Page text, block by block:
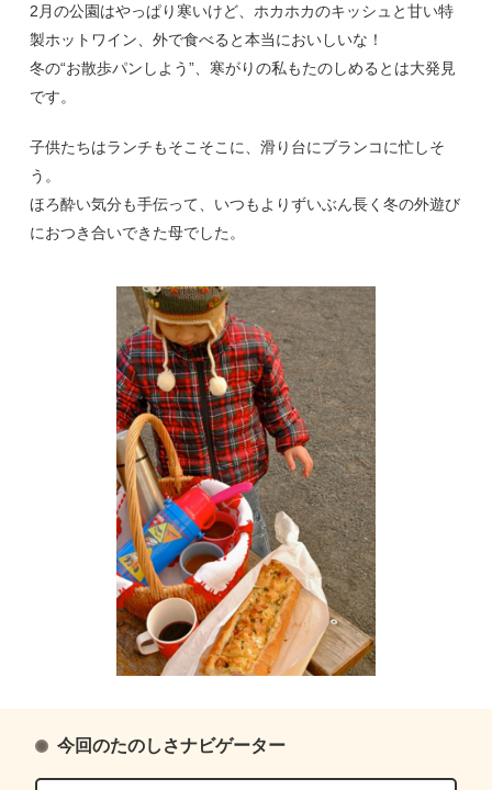
2月の公園はやっぱり寒いけど、ホカホカのキッシュと甘い特
製ホットワイン、外で食べると本当においしいな！
冬の“お散歩パンしよう”、寒がりの私もたのしめるとは大発見
です。
子供たちはランチもそこそこに、滑り台にブランコに忙しそ
う。
ほろ酔い気分も手伝って、いつもよりずいぶん長く冬の外遊び
におつき合いできた母でした。
今回のたのしさナビゲーター